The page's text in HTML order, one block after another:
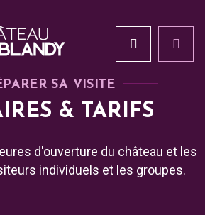
SA VISITE
& TARIFS
d'ouverture du château et les
individuels et les groupes.